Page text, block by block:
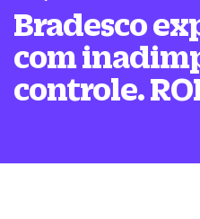
Bradesco
com
controle.